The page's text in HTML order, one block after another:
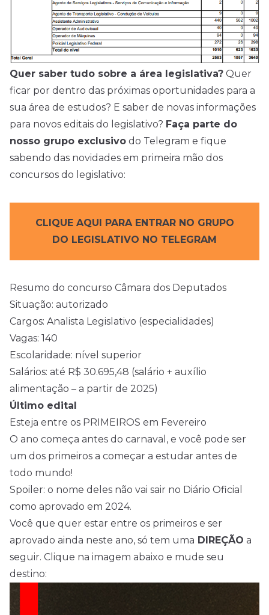
Quer saber tudo sobre a área legislativa? Quer
ficar por dentro das próximas oportunidades para a
sua área de estudos? E saber de novas informações
para novos editais do legislativo? Faça parte do
nosso grupo exclusivo do Telegram e fique
sabendo das novidades em primeira mão dos
concursos do legislativo:
CLIQUE AQUI PARA ENTRAR NO GRUPO
DO LEGISLATIVO NO TELEGRAM
Resumo do concurso Câmara dos Deputados
Situação: autorizado
Cargos: Analista Legislativo (especialidades)
Vagas: 140
Escolaridade: nível superior
Salários: até R$ 30.695,48 (salário + auxílio
alimentação – a partir de 2025)
Último edital
Esteja entre os PRIMEIROS em Fevereiro
O ano começa antes do carnaval, e você pode ser
um dos primeiros a começar a estudar antes de
todo mundo!
Spoiler: o nome deles não vai sair no Diário Oficial
como aprovado em 2024.
Você que quer estar entre os primeiros e ser
aprovado ainda neste ano, só tem uma DIREÇÃO a
seguir. Clique na imagem abaixo e mude seu
destino: